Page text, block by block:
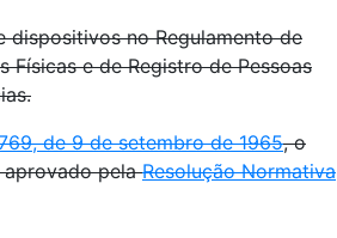
dispositivos no Regulamento de
Físicas e de Registro de Pessoas
de 9 de setembro de 1965, o
aprovado pelaResolução Normativa